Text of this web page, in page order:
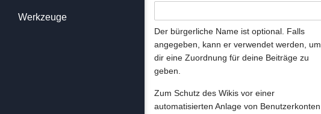
Der bürgerliche Name ist optional. Falls
angegeben, kann er verwendet werden, um
dir eine Zuordnung für deine Beiträge zu
geben.
Zum Schutz des Wikis vor einer
automatisierten Anlage von Benutzerkonten
Werkzeuge